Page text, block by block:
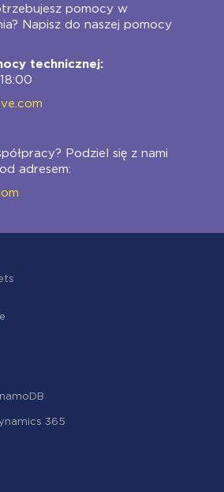
pomocy w
Napisz do naszej pomocy
technicznej:
Podziel się z nami
adresem:
365